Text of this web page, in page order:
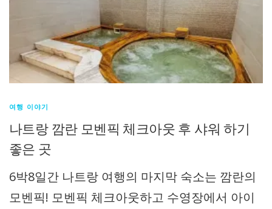
여행 이야기
나트랑 깜란 모벤픽 체크아웃 후 샤워 하기
좋은 곳
6박8일간 나트랑 여행의 마지막 숙소는 깜란의
모벤픽! 모벤픽 체크아웃하고 수영장에서 아이